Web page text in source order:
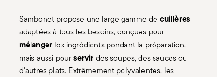
Sambonet propose une large gamme de cuillères
adaptées à tous les besoins, conçues pour
mélanger les ingrédients pendant la préparation,
mais aussi pourservir des soupes, des sauces ou
d'autres plats. Extrêmement polyvalentes, les